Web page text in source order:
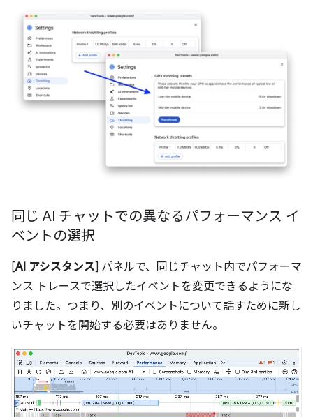
同じ AI チャットでの異なるパフォーマンス イ
ベントの選択
[AI アシスタンス] パネルで、同じチャット内でパフォーマ
ンス トレースで選択したイベントを変更できるようにな
りました。つまり、別のイベントについて話すために新し
いチャットを開始する必要はありません。